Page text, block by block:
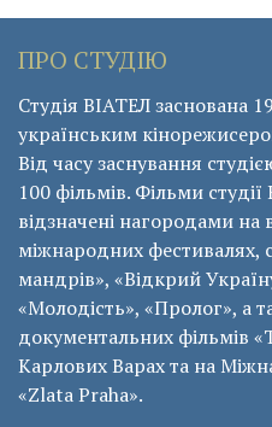
ПРО СТУДІЮ
Студія ВІАТЕЛ заснована
українським
Від часу заснування
100 фільмів. Фільми
відзначені нагородами на
міжнародних фестивалях,
мандрів», «Відкрий
«Молодість», «Пролог», а
документальних фільмів
Карлових Варах та на
«Zlata Praha».